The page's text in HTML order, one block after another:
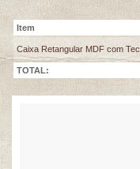
Item
Caixa Retangular MDF com
TOTAL: